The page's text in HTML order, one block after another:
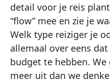
detail voor je reis
“flow” mee en zie je
Welk type reiziger je
allemaal over eens
budget te hebben.
meer uit dan we